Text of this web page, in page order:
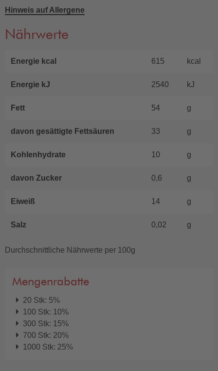
Hinweis auf Allergene
Nährwerte
Energie kcal 615 kcal
Energie kJ 2540 kJ
Fett 54 g
davon gesättigte Fettsäuren 33 g
Kohlenhydrate 10 g
davon Zucker 0,6 g
Eiweiß 14 g
Salz 0,02 g
Durchschnittliche Nährwerte per 100g
Mengenrabatte
20 Stk: 5%
100 Stk: 10%
300 Stk: 15%
700 Stk: 20%
1000 Stk: 25%